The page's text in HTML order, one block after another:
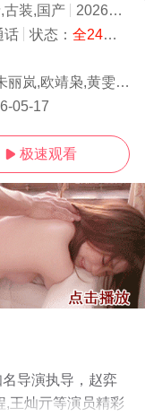
古装,国产 2026
6.0
话 状态： 全24集
靖枭,黄雯卿,周峻锋,胡子程,王灿亓
05-17
 极速观看
导演执导，赵弈
,王灿亓等演员精彩